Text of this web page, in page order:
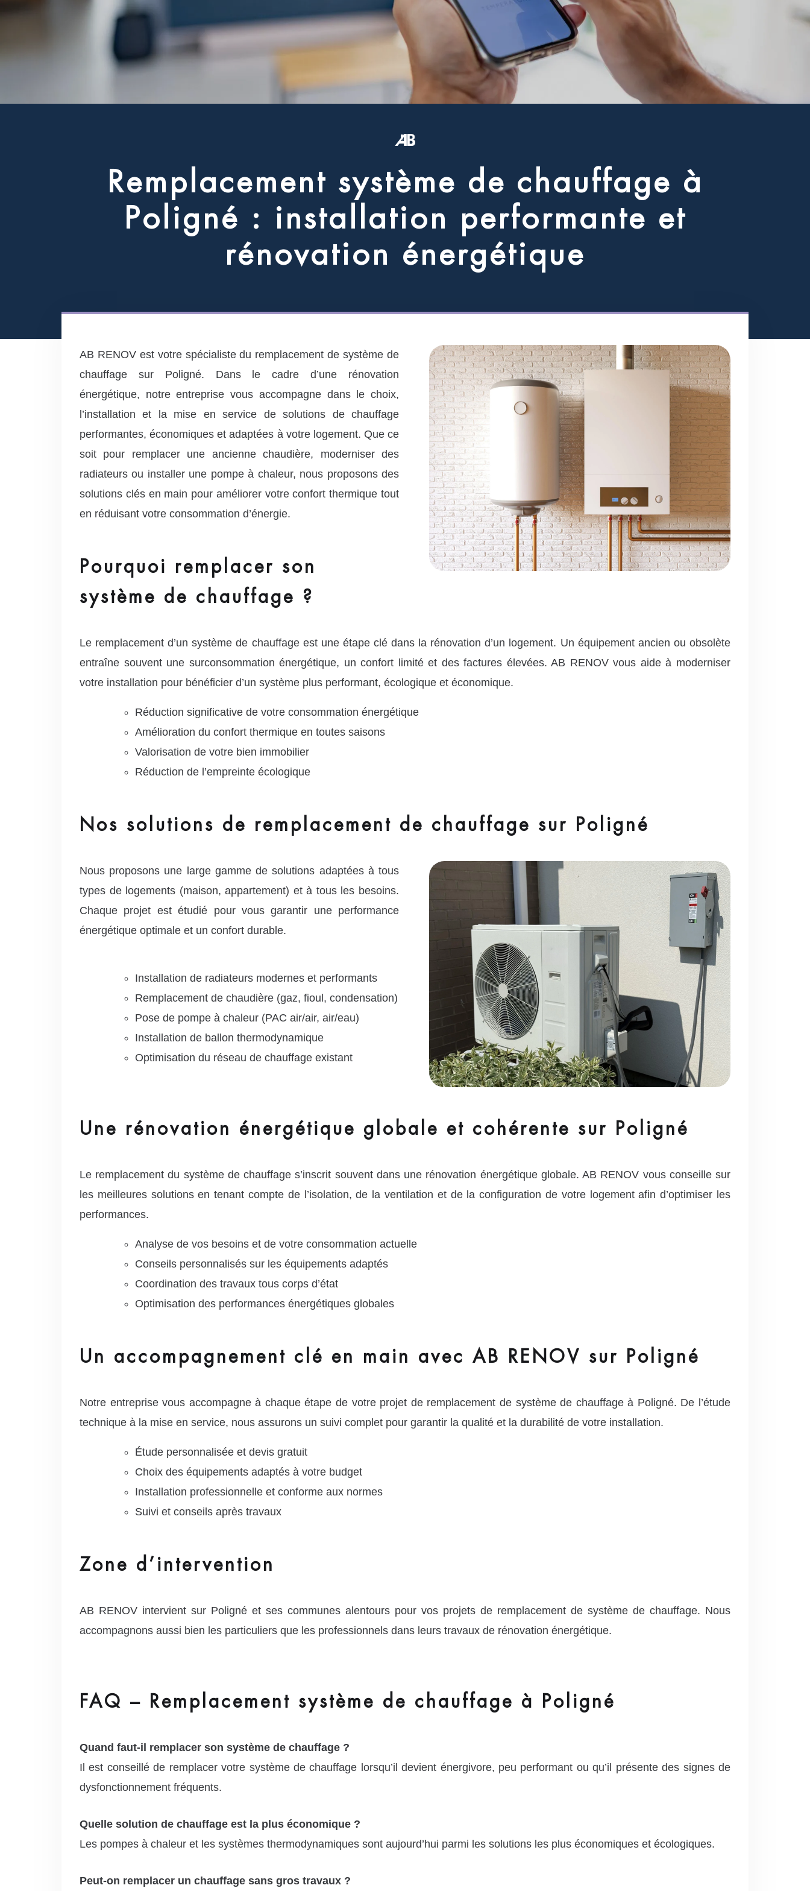
Remplacement système de chauffage à
Poligné : installation performante et
rénovation énergétique
AB RENOV est votre spécialiste du remplacement de système de
chauffage sur Poligné. Dans le cadre d’une rénovation
énergétique, notre entreprise vous accompagne dans le choix,
l’installation et la mise en service de solutions de chauffage
performantes, économiques et adaptées à votre logement. Que ce
soit pour remplacer une ancienne chaudière, moderniser des
radiateurs ou installer une pompe à chaleur, nous proposons des
solutions clés en main pour améliorer votre confort thermique tout
en réduisant votre consommation d’énergie.
Pourquoi remplacer son
système de chauffage ?
Le remplacement d’un système de chauffage est une étape clé dans la rénovation d’un logement. Un équipement ancien ou obsolète
entraîne souvent une surconsommation énergétique, un confort limité et des factures élevées. AB RENOV vous aide à moderniser
votre installation pour bénéficier d’un système plus performant, écologique et économique.
Réduction significative de votre consommation énergétique
Amélioration du confort thermique en toutes saisons
Valorisation de votre bien immobilier
Réduction de l’empreinte écologique
Nos solutions de remplacement de chauffage sur Poligné
Nous proposons une large gamme de solutions adaptées à tous
types de logements (maison, appartement) et à tous les besoins.
Chaque projet est étudié pour vous garantir une performance
énergétique optimale et un confort durable.
Installation de radiateurs modernes et performants
Remplacement de chaudière (gaz, fioul, condensation)
Pose de pompe à chaleur (PAC air/air, air/eau)
Installation de ballon thermodynamique
Optimisation du réseau de chauffage existant
Une rénovation énergétique globale et cohérente sur Poligné
Le remplacement du système de chauffage s’inscrit souvent dans une rénovation énergétique globale. AB RENOV vous conseille sur
les meilleures solutions en tenant compte de l’isolation, de la ventilation et de la configuration de votre logement afin d’optimiser les
performances.
Analyse de vos besoins et de votre consommation actuelle
Conseils personnalisés sur les équipements adaptés
Coordination des travaux tous corps d’état
Optimisation des performances énergétiques globales
Un accompagnement clé en main avec AB RENOV sur Poligné
Notre entreprise vous accompagne à chaque étape de votre projet de remplacement de système de chauffage à Poligné. De l’étude
technique à la mise en service, nous assurons un suivi complet pour garantir la qualité et la durabilité de votre installation.
Étude personnalisée et devis gratuit
Choix des équipements adaptés à votre budget
Installation professionnelle et conforme aux normes
Suivi et conseils après travaux
Zone d’intervention
AB RENOV intervient sur Poligné et ses communes alentours pour vos projets de remplacement de système de chauffage. Nous
accompagnons aussi bien les particuliers que les professionnels dans leurs travaux de rénovation énergétique.
FAQ – Remplacement système de chauffage à Poligné
Quand faut-il remplacer son système de chauffage ?
Il est conseillé de remplacer votre système de chauffage lorsqu’il devient énergivore, peu performant ou qu’il présente des signes de
dysfonctionnement fréquents.
Quelle solution de chauffage est la plus économique ?
Les pompes à chaleur et les systèmes thermodynamiques sont aujourd’hui parmi les solutions les plus économiques et écologiques.
Peut-on remplacer un chauffage sans gros travaux ?